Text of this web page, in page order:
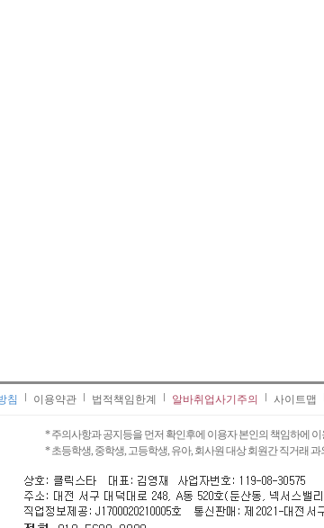
침 이용약관 법적책임한계 알바취업사기주의 사이트맵
* 주의사항과 공지등을 먼저 확인후에 이용자 본인의 책임하에
* 초등학생, 중학생, 고등학생, 유아, 회사원 대상 회원간 직거래